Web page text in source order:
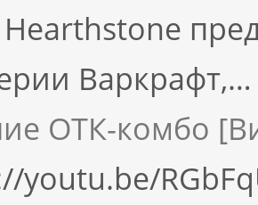
Варкрафт,…
ОТК-комбо
youtu.be/